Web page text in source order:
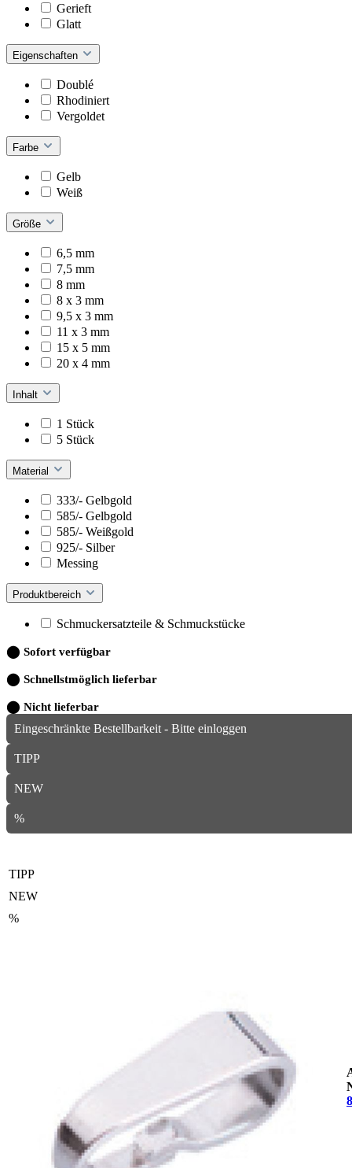
Gerieft
Glatt
Eigenschaften
Doublé
Rhodiniert
Vergoldet
Farbe
Gelb
Weiß
Größe
6,5 mm
7,5 mm
8 mm
8 x 3 mm
9,5 x 3 mm
11 x 3 mm
15 x 5 mm
20 x 4 mm
Inhalt
1 Stück
5 Stück
Material
333/- Gelbgold
585/- Gelbgold
585/- Weißgold
925/- Silber
Messing
Produktbereich
Schmuckersatzteile & Schmuckstücke
⬤ Sofort verfügbar
⬤ Schnellstmöglich lieferbar
⬤ Nicht lieferbar
Eingeschränkte Bestellbarkeit - Bitte einloggen
TIPP
NEW
%
TIPP
NEW
%